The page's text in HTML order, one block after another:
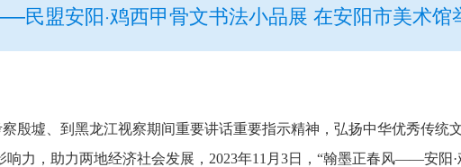
民盟安阳·鸡西甲骨文书法小品展 在安阳市美术馆
殷墟、到黑龙江视察期间重要讲话重要指示精神，弘扬中华优秀传统
响力，助力两地经济社会发展 ， 2023年11月3日， “翰墨正春风——安阳·